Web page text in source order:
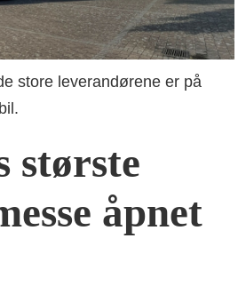
store leverandørene er på
største
åpnet